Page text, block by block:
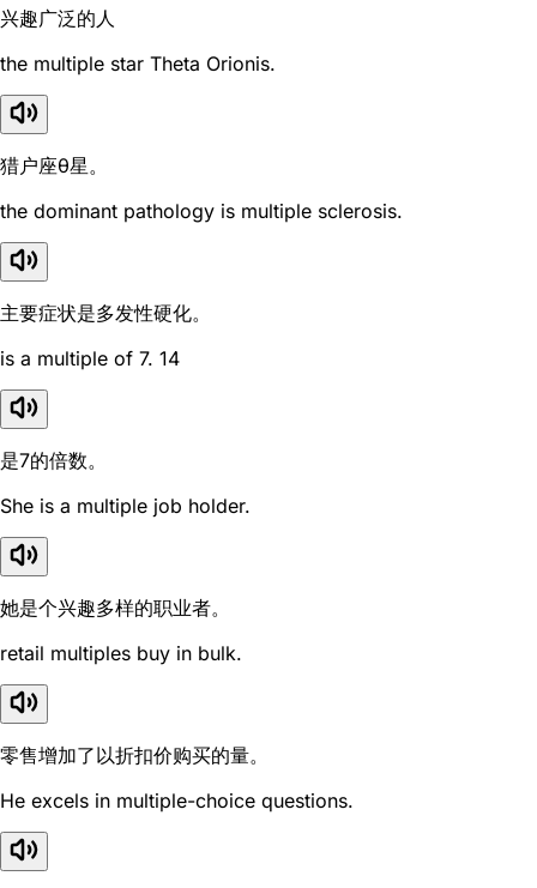
兴趣广泛的人
the multiple star Theta Orionis.
猎户座θ星。
the dominant pathology is multiple sclerosis.
主要症状是多发性硬化。
is a multiple of 7. 14
是7的倍数。
She is a multiple job holder.
她是个兴趣多样的职业者。
retail multiples buy in bulk.
零售增加了以折扣价购买的量。
He excels in multiple-choice questions.